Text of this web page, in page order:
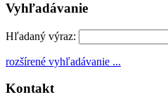
Vyhľadávanie
Hľadaný výraz:
rozšírené vyhľadávanie ...
Kontakt